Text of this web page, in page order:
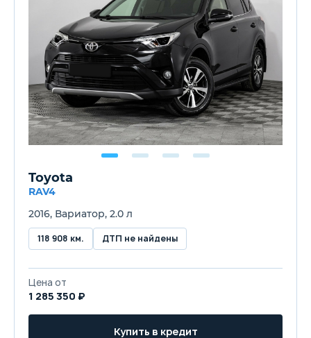
Toyota
RAV4
2016, Вариатор, 2.0 л
118 908 км. ДТП не найдены
Цена от
1 285 350 ₽
Купить в кредит